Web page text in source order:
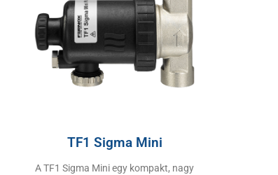
TF1 Sigma Mini
A TF1 Sigma Mini egy kompakt, nagy